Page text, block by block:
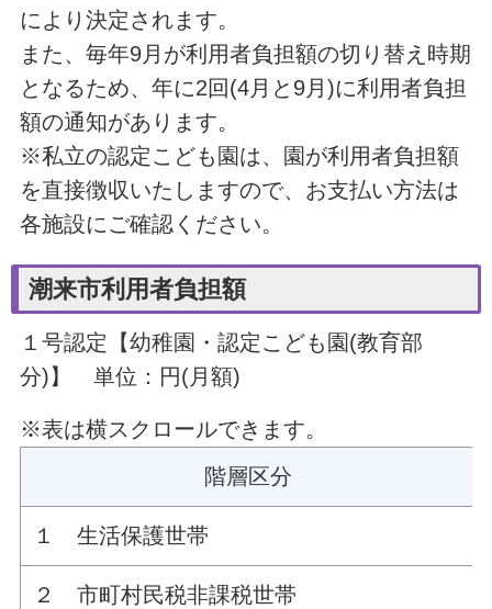
により決定されます。
また、毎年9月が利用者負担額の切り替え時期
となるため、年に2回(4月と9月)に利用者負担
額の通知があります。
※私立の認定こども園は、園が利用者負担額
を直接徴収いたしますので、お支払い方法は
各施設にご確認ください。
潮来市利用者負担額
１号認定【幼稚園・認定こども園(教育部
分)】
単位：円(月額)
※表は横スクロールできます。
階層区分
１ 生活保護世帯
２ 市町村民税非課税世帯